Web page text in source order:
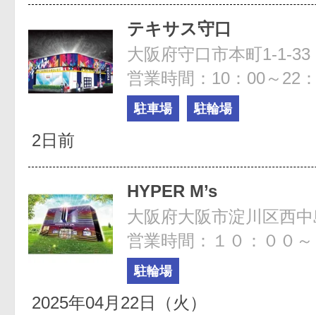
テキサス守口
大阪府守口市本町1-1-33
営業時間：10：00～22
駐車場 駐輪場
2日前
HYPER M’s
大阪府大阪市淀川区西
営業時間：１０：００
駐輪場
2025年04月22日（火）